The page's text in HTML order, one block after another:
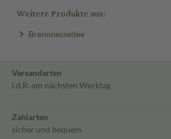
Weitere Produkte aus:
Brennnesseltee
Versandarten
i.d.R. am nächsten Werktag
Zahlarten
sicher und bequem